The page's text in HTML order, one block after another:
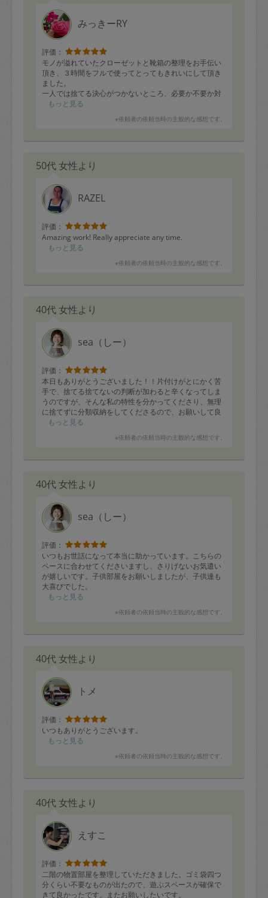
みっきーRY
評価：
モノが溢れていたクローゼットと靴箱の整理をお手伝い
頂き、３時間をフルで使ってとってもきれいにして頂き
ました。
一人では捨てる決心がつかないところ、必要か不要か対
話をしながら、背中を押していただいてスッキリしまし
また、優先順位も明確にしてくださり、時間内に収まり
理のための考え方、進め方を教えてくださり参考になり
ので、残りは少し自分で頑張ってみようと思います。そ
ったらぜひお願いしたいなと思いました。ありがとうご
ざいます！
もっと見る
※依頼者の依頼当時の主観的な感想です。
50代 女性より
RAZEL
評価：
Amazing work! Really appreciate any time.
もっと見る
※依頼者の依頼当時の主観的な感想です。
40代 女性より
sea（しー）
評価：
本日もありがとうございました！！片付けがとにかく苦
手で、捨てる捨てないの判断が加わると辛くなってしま
うのですが、そんな私の特性を分かってくださり、無理
に捨てずに分類収納をしてくださるので、お願いして良
かったといつも感謝感謝です。
もっと見る
※依頼者の依頼当時の主観的な感想です。
40代 女性より
sea（しー）
評価：
いつもお世話になって本当に助かっています。こちらの
ペースに合わせてくださいますし、さりげないお気遣い
が嬉しいです。子供部屋をお願いしましたが、子供達も
大喜びでした。
もっと見る
※依頼者の依頼当時の主観的な感想です。
40代 女性より
トメ
評価：
いつもありがとうございます。
もっと見る
※依頼者の依頼当時の主観的な感想です。
40代 女性より
えすこ
評価：
二階の物置部屋を整理していただきました。ゴミ袋四つ
分くらい不要なものが出たので、遊ぶスペースが確保で
きて良かったです。またお願いしたいです。